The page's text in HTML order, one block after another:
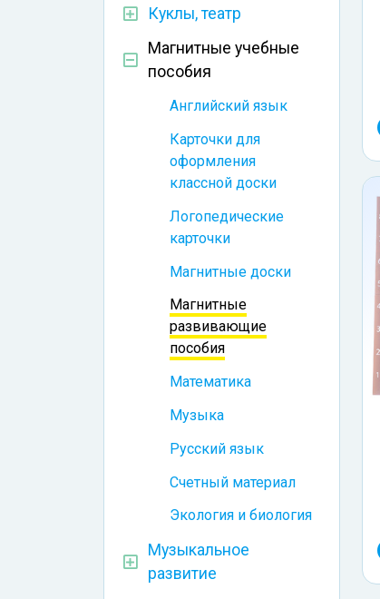
Куклы, театр
Магнитные учебные
пособия
Английский язык
Карточки для
оформления
классной доски
Логопедические
карточки
Магнитные доски
Магнитные
развивающие
пособия
Математика
Музыка
Русский язык
Счетный материал
Экология и биология
Музыкальное
развитие